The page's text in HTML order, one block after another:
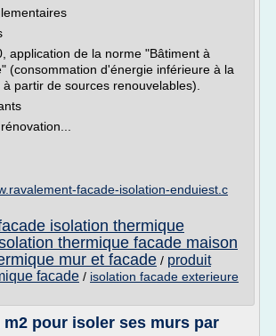
application de la norme "Bâtiment à
(consommation d'énergie inférieure à la
partir de sources renouvelables).
facade-isolation-enduiest.c
isolation thermique
thermique facade maison
mur et facade / produit
facade / isolation facade exterieure
m2 pour isoler ses murs par